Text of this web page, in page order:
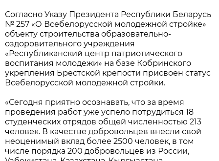
Согласно Указу Президента Республики Беларусь
№ 257 «О Всебелорусской молодежной стройке»
объекту строительства образовательно-
оздоровительного учреждения
«Республиканский центр патриотического
воспитания молодежи» на базе Кобринского
укрепления Брестской крепости присвоен статус
Всебелорусской молодежной стройки.
«Сегодня приятно осознавать, что за время
проведения работ уже успело потрудиться 18
студенческих отрядов общей численностью 213
человек. В качестве добровольцев внесли свой
неоценимый вклад более 2500 человек, в том
числе порядка 200 добровольцев из России,